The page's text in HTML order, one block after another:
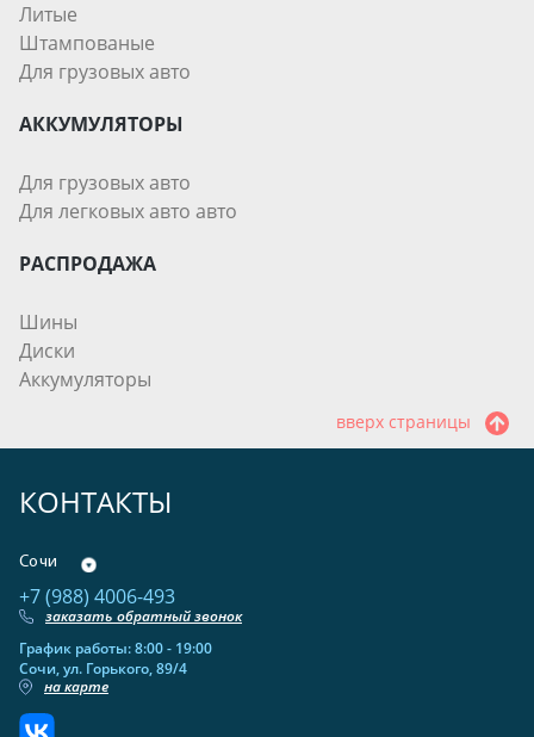
Литые
Штампованые
Для грузовых авто
АККУМУЛЯТОРЫ
Для грузовых авто
Для легковых авто авто
РАСПРОДАЖА
Шины
Диски
Аккумуляторы
вверх страницы
КОНТАКТЫ
Сочи
+7 (988) 4006-493
заказать обратный звонок
График работы: 8:00 - 19:00
Сочи, ул. Горького, 89/4
на карте